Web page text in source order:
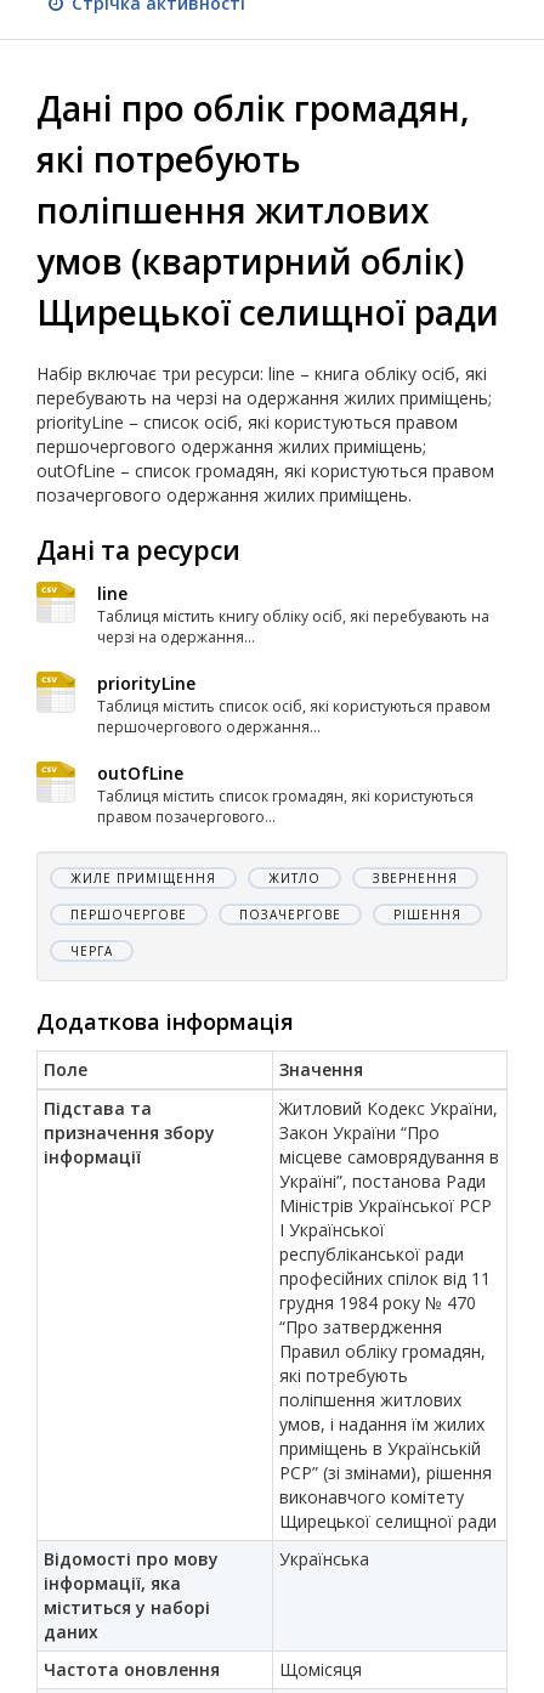
Дані про облік громадян,
які потребують
поліпшення житлових
умов (квартирний облік)
Щирецької селищної ради
Набір включає три ресурси: line – книга обліку осіб, які
перебувають на черзі на одержання жилих приміщень;
priorityLine – список осіб, які користуються правом
першочергового одержання жилих приміщень;
outOfLine – список громадян, які користуються правом
позачергового одержання жилих приміщень.
Дані та ресурси
line
Таблиця містить книгу обліку осіб, які перебувають на
черзі на одержання...
priorityLine
Таблиця містить список осіб, які користуються правом
першочергового одержання...
outOfLine
Таблиця містить список громадян, які користуються
правом позачергового...
ЖИЛЕ ПРИМІЩЕННЯ ЖИТЛО ЗВЕРНЕННЯ
ПЕРШОЧЕРГОВЕ ПОЗАЧЕРГОВЕ РІШЕННЯ
ЧЕРГА
Додаткова інформація
Поле
Значення
Підстава та
призначення збору
інформації
Житловий Кодекс України,
Закон України “Про
місцеве самоврядування в
Україні”, постанова Ради
Міністрів Української РСР
І Української
республіканської ради
професійних спілок від 11
грудня 1984 року № 470
“Про затвердження
Правил обліку громадян,
які потребують
поліпшення житлових
умов, і надання їм жилих
приміщень в Українській
РСР” (зі змінами), рішення
виконавчого комітету
Щирецької селищної ради
Відомості про мову
інформації, яка
міститься у наборі
даних
Українська
Частота оновлення
Щомісяця